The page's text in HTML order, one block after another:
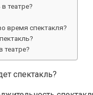
театре?
время спектакля?
спектакль?